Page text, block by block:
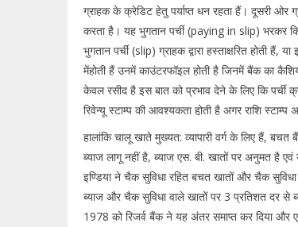
ग्राहक के क्रेडिट हेतु पर्याप्त धन रहता हैं। दूसरी
करता है। यह भुगतान पर्ची (paying in slip) भरकर
भुगतान पर्ची (slip) ग्राहक द्वारा हस्ताक्षरित होती
मेंहोती हैं उनमें काउंटरफॉइल होती है जिनमें बैंक का
केवल रसीद है इस बात को प्रभाव देने के लिए कि पर्ची
रिवेन्यू स्टाम्प की आवश्यकता हो़ती है अगर राशि स्टाम्प
हालांकि चालू खाते मुख्यत: व्यापारी वर्ग के लिए हैं,
ब्याज लागू नहीं है, ब्याज एस. बी. खातों पर अनुमत है एवं
इण्डिया ने चैक सुविधा रहित बचत खातों और चैक
ब्याज और चैक सुविधा वाले खातों पर 3 प्रतिशत दर
1978 को रिजर्व बैंक ने यह अंतर समाप्त कर दिया और